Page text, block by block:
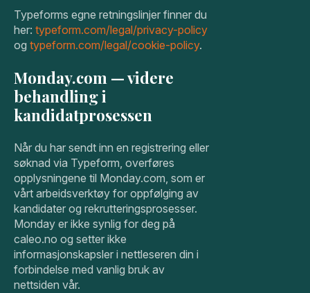
Typeforms egne retningslinjer finner du
her: typeform.com/legal/privacy-policy
og typeform.com/legal/cookie-policy.
Monday.com — videre
behandling i
kandidatprosessen
Når du har sendt inn en registrering eller
søknad via Typeform, overføres
opplysningene til Monday.com, som er
vårt arbeidsverktøy for oppfølging av
kandidater og rekrutteringsprosesser.
Monday er ikke synlig for deg på
caleo.no og setter ikke
informasjonskapsler i nettleseren din i
forbindelse med vanlig bruk av
nettsiden vår.